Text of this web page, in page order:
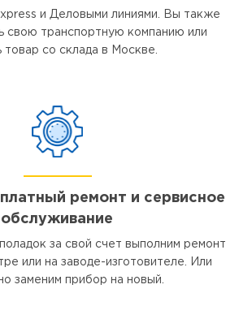
и Деловыми линиями. Вы также
свою транспортную компанию или
товар со склада в Москве.
ремонт и сервисное
обслуживание
за свой счет выполним ремонт
или на заводе-изготовителе. Или
заменим прибор на новый.